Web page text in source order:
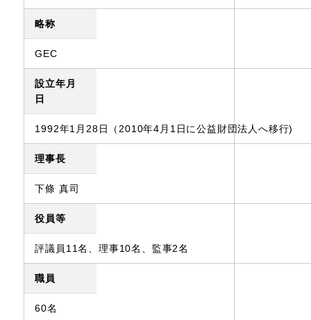
略称
GEC
設立年月
日
1992年1月28日（2010年4月1日に公益財団法人へ移行)
理事長
下條 真司
役員等
評議員11名、理事10名、監事2名
職員
60名